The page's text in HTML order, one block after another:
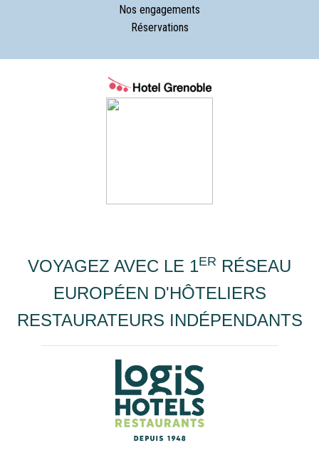
Nos engagements
Réservations
VOYAGEZ AVEC LE 1ER RÉSEAU
EUROPÉEN D'HÔTELIERS
RESTAURATEURS INDÉPENDANTS